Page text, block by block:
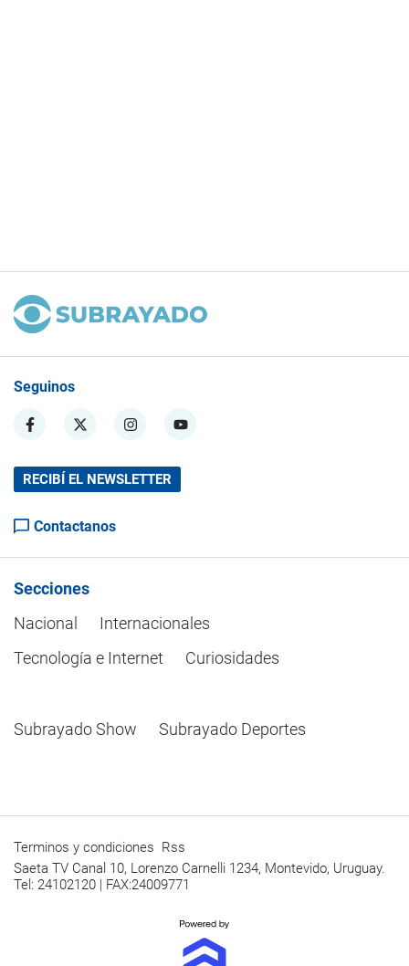
Seguinos
RECIBÍ EL NEWSLETTER
Contactanos
Secciones
Nacional
Internacionales
Tecnología e Internet
Curiosidades
Subrayado Show Subrayado Deportes
Terminos y condiciones Rss
Saeta TV Canal 10, Lorenzo Carnelli 1234, Montevido, Uruguay.
Tel: 24102120 | FAX:24009771